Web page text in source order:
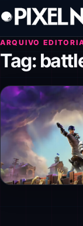
Pular para o
ARQUIVO
Tag: